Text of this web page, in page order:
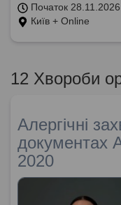
Початок 28.11.2026
Київ + Online
12 Хвороби
Алергічні
документах
2020